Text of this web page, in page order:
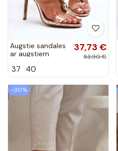
Augstie sandales
ar augstiem
MR-16 zelta krāsā
37,73 €
53,90 €
37 40
-30%